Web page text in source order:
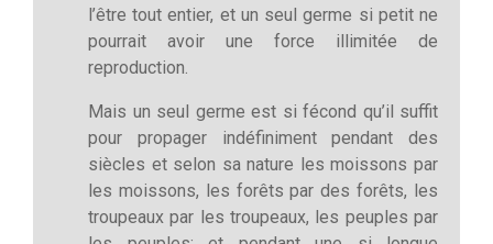
l’être tout entier, et un seul germe si petit ne
pourrait avoir une force illimitée de
reproduction.
Mais un seul germe est si fécond qu’il suffit
pour propager indéfiniment pendant des
siècles et selon sa nature les moissons par
les moissons, les forêts par des forêts, les
troupeaux par les troupeaux, les peuples par